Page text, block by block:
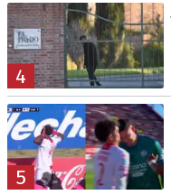
4
5